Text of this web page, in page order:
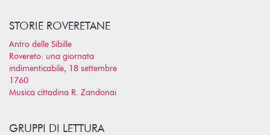
STORIE ROVERETANE
Antro delle Sibille
Rovereto: una giornata
indimenticabile, 18 settembre
1760
Musica cittadina R. Zandonai
GRUPPI DI LETTURA